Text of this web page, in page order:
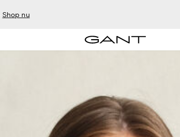
Shop nu